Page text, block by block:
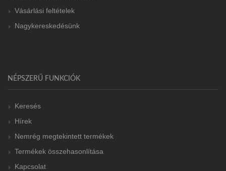
Vásárlási feltételek
Nagykereskedésünk
NÉPSZERŰ FUNKCIÓK
Keresés
Hírek
Nemrég megtekintett termékek
Termékek összehasonlítása
Kapcsolat